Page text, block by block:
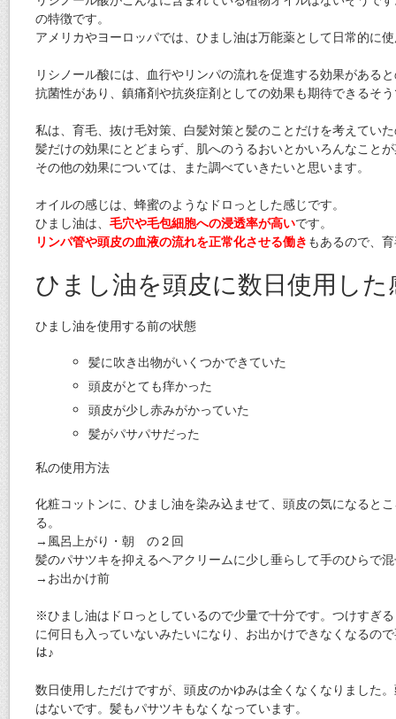
の特徴です。
アメリカやヨーロッパでは、ひまし油は万能薬として日常的に
リシノール酸には、血行やリンパの流れを促進する効果がある
抗菌性があり、鎮痛剤や抗炎症剤としての効果も期待できるそ
私は、育毛、抜け毛対策、白髪対策と髪のことだけを考えてい
髪だけの効果にとどまらず、肌へのうるおいとかいろんなこと
その他の効果については、また調べていきたいと思います。
オイルの感じは、蜂蜜のようなドロっとした感じです。
ひまし油は、 毛穴や毛包細胞への浸透率が高いです。
リンパ管や頭皮の血液の流れを正常化させる働き もあるので、
ひまし油を頭皮に数日使用した
ひまし油を使用する前の状態
髪に吹き出物がいくつかできていた
頭皮がとても痒かった
頭皮が少し赤みがかっていた
髪がパサパサだった
私の使用方法
化粧コットンに、ひまし油を染み込ませて、頭皮の気になると
る。
→風呂上がり・朝 の２回
髪のパサツキを抑えるヘアクリームに少し垂らして手のひらで
→お出かけ前
※ひまし油はドロっとしているので少量で十分です。つけすぎ
に何日も入っていないみたいになり、お出かけできなくなる
は♪
数日使用しただけですが、頭皮のかゆみは全くなくなりました
はないです。髪もパサツキもなくなっています。